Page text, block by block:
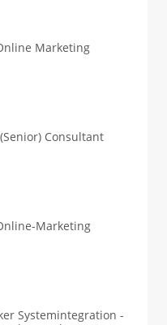
Marketing
Consultant
Marketing
Systemintegration -